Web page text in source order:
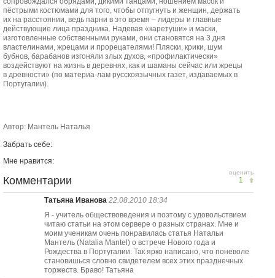
пёстрыми костюмами для того, чтобы отпугнуть и женщин, держать
их на расстоянии, ведь парни в это время – лидеры и главные
действующие лица праздника. Надевая «каретуши» и маски,
изготовленные собственными руками, они становятся на 3 дня
властелинами, жрецами и прорецателями! Пляски, крики, шум
бубнов, барабанов изгоняли злых духов, «профилактически»
воздействуют на жизнь в деревнях, как и шаманы сейчас или жрецы
в древности» (по материа-лам русскоязычных газет, издаваемых в
Португалии).
Автор: Мантель Наталья
Забрать себе:
Мне нравится:
оценить
1
Комментарии
Татьяна Иванова 22.08.2010 18:34
Я - учитель обществоведения и поэтому с удовольствием
читаю статьи на этом сервере о разных странах. Мне и
моим ученикам очень понравилась статья Натальи
Мантель (Natalia Mantel) о встрече Нового года и
Рождества в Португалии. Так ярко написано, что поневоле
становишься словно свидетелем всех этих празднечных
торжеств. Браво! Татьяна